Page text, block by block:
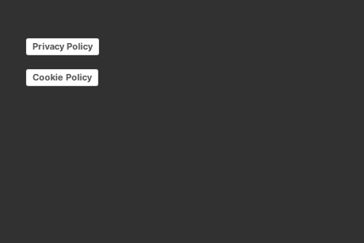
Privacy Policy
Cookie Policy